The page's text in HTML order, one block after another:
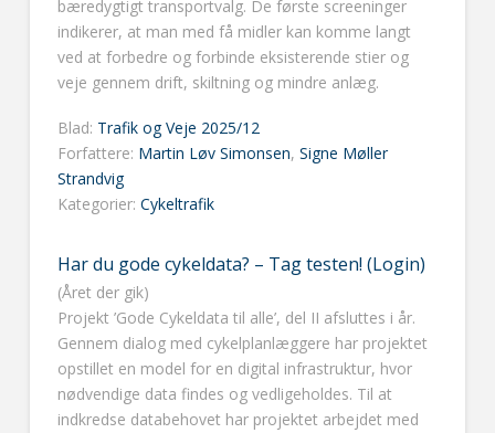
bæredygtigt transportvalg. De første screeninger
indikerer, at man med få midler kan komme langt
ved at forbedre og forbinde eksisterende stier og
veje gennem drift, skiltning og mindre anlæg.
Blad: Trafik og Veje 2025/12
Forfattere: Martin Løv Simonsen, Signe Møller
Strandvig
Kategorier: Cykeltrafik
Har du gode cykeldata? – Tag testen! (Login)
(Året der gik)
Projekt ’Gode Cykeldata til alle’, del II afsluttes i år.
Gennem dialog med cykelplanlæggere har projektet
opstillet en model for en digital infrastruktur, hvor
nødvendige data findes og vedligeholdes. Til at
indkredse databehovet har projektet arbejdet med